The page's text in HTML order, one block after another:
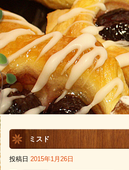
ミスド
投稿日 2015年1月26日